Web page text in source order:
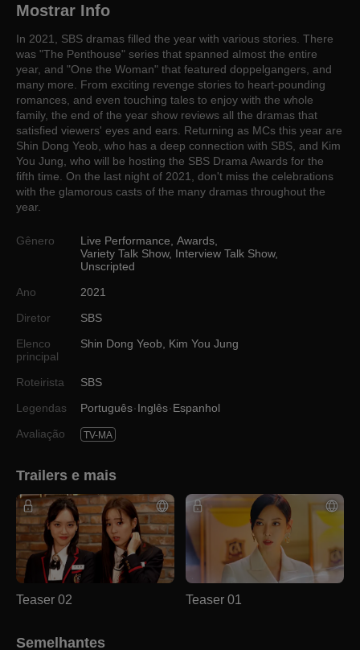
Mostrar Info
In 2021, SBS dramas filled the year with various stories. There
was "The Penthouse" series that spanned almost the entire
year, and "One the Woman" that featured doppelgangers, and
many more. From exciting revenge stories to heart-pounding
romances, and even touching tales to enjoy with the whole
family, the end of the year show reviews all the dramas that
satisfied viewers' eyes and ears. Returning as MCs this year are
Shin Dong Yeob, who has a deep connection with SBS, and Kim
You Jung, who will be hosting the SBS Drama Awards for the
fifth time. On the last night of 2021, don't miss the celebrations
with the glamorous casts of the many dramas throughout the
year.
Gênero Live Performance Awards
Variety Talk Show, Interview Talk Show,
Unscripted
Ano
2021
Diretor
SBS
Elenco
principal
Shin Dong Yeob Kim You Jung
Roteirista
SBS
Legendas
Português Inglês Espanhol
Avaliação
TV-MA
Trailers e mais
Teaser 02 Teaser 01
Semelhantes